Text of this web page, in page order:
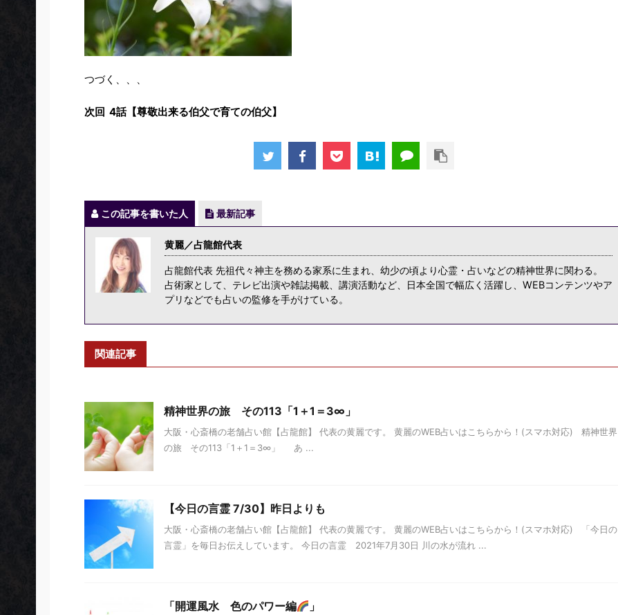
つづく、、、
次回 4話【尊敬出来る伯父で育ての伯父】
この記事を書いた人 最新記事
黄麗／占龍館代表
占龍館代表 先祖代々神主を務める家系に生まれ、幼少の頃より心霊・占いなどの精神世界に関わる。
占術家として、テレビ出演や雑誌掲載、講演活動など、日本全国で幅広く活躍し、WEBコンテンツやア
プリなどでも占いの監修を手がけている。
関連記事
精神世界の旅 その113「1＋1＝3∞」
大阪・心斎橋の老舗占い館【占龍館】 代表の黄麗です。 黄麗のWEB占いはこちらから！(スマホ対応) 精神世界
の旅 その113「1＋1＝3∞」 あ ...
【今日の言霊 7/30】昨日よりも
大阪・心斎橋の老舗占い館【占龍館】 代表の黄麗です。 黄麗のWEB占いはこちらから！(スマホ対応) 「今日の
言霊」を毎日お伝えしています。 今日の言霊 2021年7月30日 川の水が流れ ...
「開運風水 色のパワー編 」